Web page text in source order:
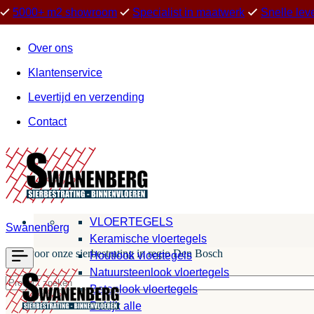
5000+ m2 showroom Specialist in maatwerk Snelle
Over ons
Klantenservice
Levertijd en verzending
Contact
Swanenberg
Kies voor onze sierbestrating in regio Den Bosch
VLOERTEGELS
Keramische vloertegels
Houtlook vloertegels
Natuursteenlook vloertegels
Betonlook vloertegels
Bekijk alle